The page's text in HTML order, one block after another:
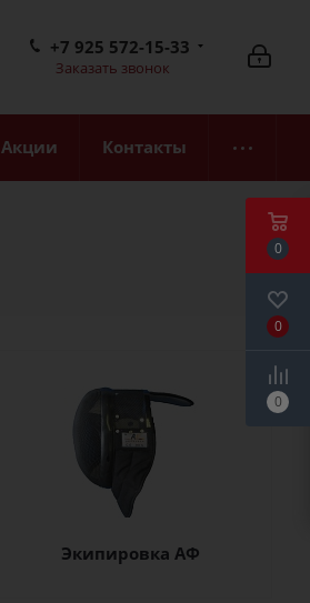
+7 925 572-15-33
Заказать звонок
Акции Контакты
Экипировка АФ
0
0
0